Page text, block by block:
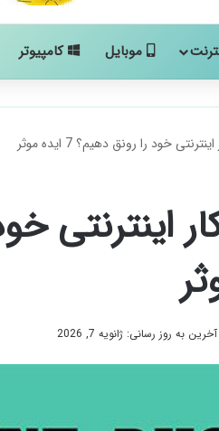
موبایل کامپیوتر
خود را رونق دهیم؟ 7 ایده موثر
آخرین به روز رسانی: ژانویه 7, 2026